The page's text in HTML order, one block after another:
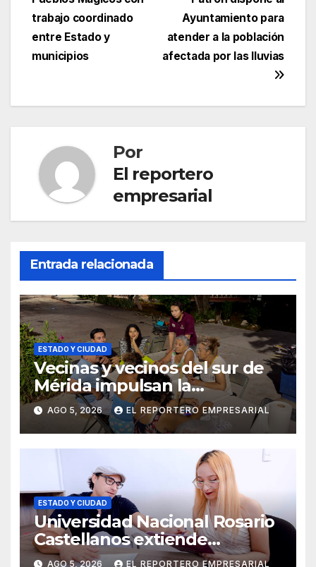
de
entradas
Ayuntamiento para
atender a la población
afectada por las lluvias
trabajo coordinado
entre Estado y
municipios
Por
El reportero
empresarial
Entrada relacionada
ESTADO Y CIUDAD
Vecinas y vecinos del sur de
Mérida impulsan la
recuperación de espacios
comunitarios
AGO 5, 2026 EL REPORTERO EMPRESARIAL
ESTADO Y CIUDAD
Universidad Nacional Rosario
Castellanos extiende
convocatoria de ingreso al 31
AGO 5, 2026 EL REPORTERO EMPRESARIAL